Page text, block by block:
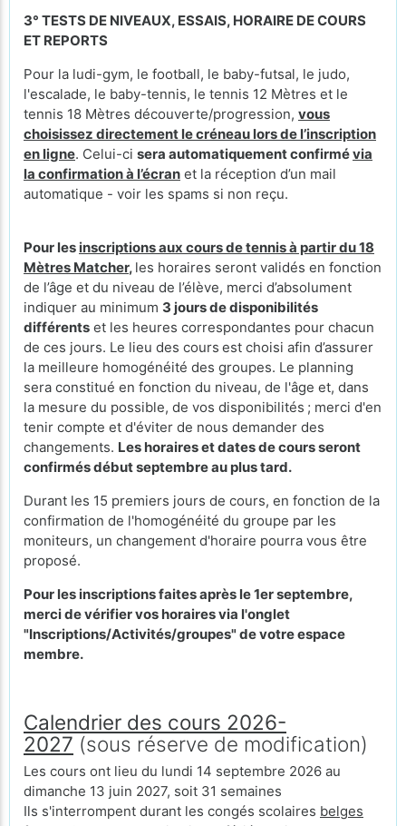
3° TESTS DE NIVEAUX, ESSAIS, HORAIRE DE COURS
ET REPORTS
Pour la ludi-gym, le football, le baby-futsal, le judo,
l'escalade, le baby-tennis, le tennis 12 Mètres et le
tennis 18 Mètres découverte/progression, vous
choisissez directement le créneau lors de l’inscription
en ligne. Celui-ci sera automatiquement confirmévia
la confirmation à l’écran et la réception d’un mail
automatique - voir les spams si non reçu.
Pour les inscriptions aux cours de tennis à partir du 18
Mètres Matcher, les horaires seront validés en fonction
de l’âge et du niveau de l’élève, merci d’absolument
indiquer au minimum 3 jours de disponibilités
différents et les heures correspondantes pour chacun
de ces jours. Le lieu des cours est choisi afin d’assurer
la meilleure homogénéité des groupes. Le planning
sera constitué en fonction du niveau, de l'âge et, dans
la mesure du possible, de vos disponibilités ; merci d'en
tenir compte et d'éviter de nous demander des
changements. Les horaires et dates de cours seront
confirmés début septembre au plus tard.
Durant les 15 premiers jours de cours, en fonction de la
confirmation de l'homogénéité du groupe par les
moniteurs, un changement d'horaire pourra vous être
proposé.
Pour les inscriptions faites après le 1er septembre,
merci de vérifier vos horaires via l'onglet
"Inscriptions/Activités/groupes" de votre espace
membre.
Calendrier des cours 2026-
2027 (sous réserve de modification)
Les cours ont lieu du lundi 14 septembre 2026 au
dimanche 13 juin 2027, soit 31 semaines
Ils s'interrompent durant les congés scolaires belges